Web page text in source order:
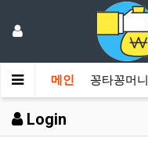
메인 꽁타꽁머니
Login